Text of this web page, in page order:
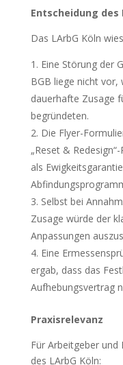
Entscheidung des
Das LArbG Köln
Eine Störung der
BGB liege nicht vor,
dauerhafte Zusage
begründeten.
Die Flyer-
„Reset &
als
Selbst bei
Zusage würde der
Anpassungen
Eine
ergab, dass das
Aufhebungsvertrag
Praxisrelevanz
Für Arbeitgeber
des LArbG Köln: